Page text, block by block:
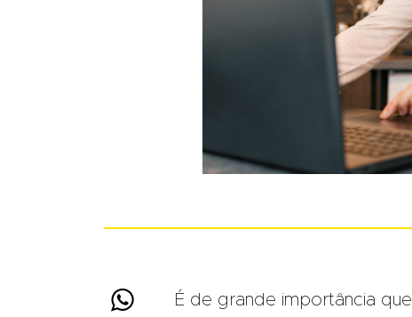

É de grande importância